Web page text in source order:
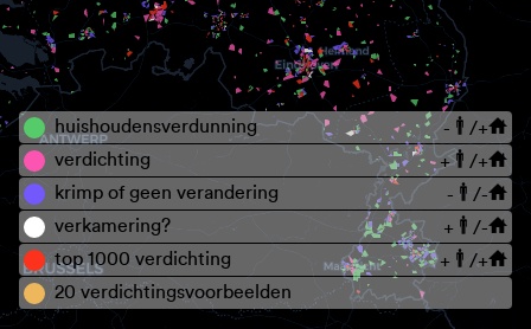
huishoudensverdunning -
/+
verdichting
+
/+
krimp of geen verandering
-
/-
verkamering?
+
/-
top 1000 verdichting
+
/+
20 verdichtingsvoorbeelden